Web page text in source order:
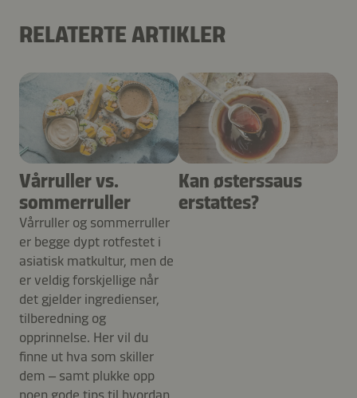
RELATERTE ARTIKLER
Vårruller vs.
sommerruller
Vårruller og sommerruller
er begge dypt rotfestet i
asiatisk matkultur, men de
er veldig forskjellige når
det gjelder ingredienser,
tilberedning og
opprinnelse. Her vil du
finne ut hva som skiller
dem – samt plukke opp
Kan østerssaus
erstattes?